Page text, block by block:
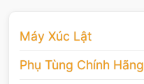
Máy Xúc Lật
Phụ Tùng Chính Hãng